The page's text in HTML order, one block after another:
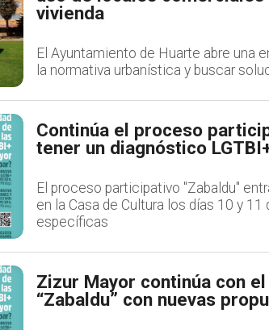
vivienda
El Ayuntamiento de Huarte abre una
la normativa urbanística y buscar
Continúa el proceso
tener un diagnóstico
El proceso participativo "Zabaldu"
en la Casa de Cultura los días 10 y
específicas
Zizur Mayor continúa con
“Zabaldu” con nuevas